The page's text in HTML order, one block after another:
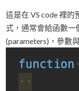
這是在 VS code 裡
式，通常會給函數一
(parameters)，參數